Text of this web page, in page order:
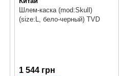
Шлем-каска (mod:Skull)
(size:L, бело-черный) TVD
1 544 грн